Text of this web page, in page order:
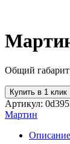
Общий
Купить в 1 клик
Артикул:
Мартин
Описание